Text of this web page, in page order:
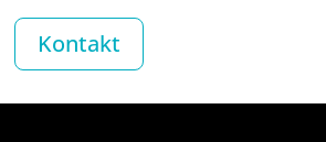
Kontakt